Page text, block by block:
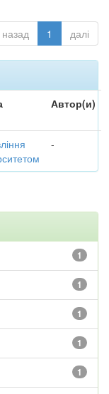
назад 1 далі
Автор(и)
-
1
1
1
1
1